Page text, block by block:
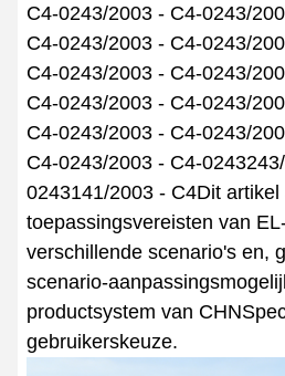
C4-0243/2003 - C4-0243/
C4-0243/2003 - C4-0243/
C4-0243/2003 - C4-0243/
C4-0243/2003 - C4-0243/
C4-0243/2003 - C4-0243/
C4-0243/2003 - C4-
0243141/2003 - C4Dit
toepassingsvereisten van
verschillende scenario's en,
scenario-
productsystem van
gebruikerskeuze.